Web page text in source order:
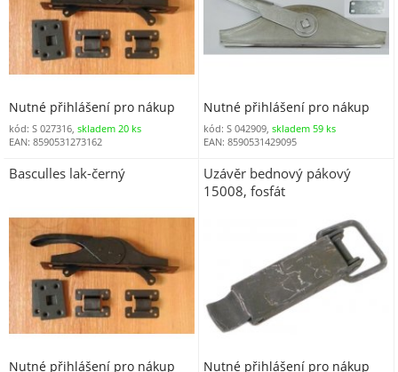
Nutné přihlášení pro nákup
kód: S 027316, skladem 20 ks
EAN: 8590531273162
Nutné přihlášení pro nákup
kód: S 042909,skladem 59 ks
EAN: 8590531429095
Basculles lak-černý
Nutné přihlášení pro nákup
Uzávěr bednový pákový
15008, fosfát
Nutné přihlášení pro nákup